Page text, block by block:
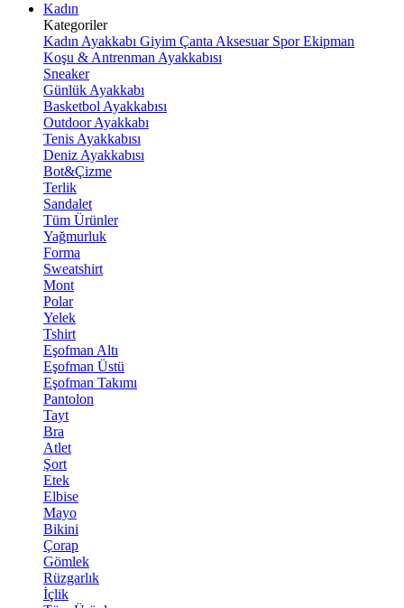
Kadın
Kategoriler
Kadın Ayakkabı Giyim Çanta Aksesuar Spor Ekipman
Koşu & Antrenman Ayakkabısı
Sneaker
Günlük Ayakkabı
Basketbol Ayakkabısı
Outdoor Ayakkabı
Tenis Ayakkabısı
Deniz Ayakkabısı
Bot&Çizme
Terlik
Sandalet
Tüm Ürünler
Yağmurluk
Forma
Sweatshirt
Mont
Polar
Yelek
Tshirt
Eşofman Altı
Eşofman Üstü
Eşofman Takımı
Pantolon
Tayt
Bra
Atlet
Şort
Etek
Elbise
Mayo
Bikini
Çorap
Gömlek
Rüzgarlık
İçlik